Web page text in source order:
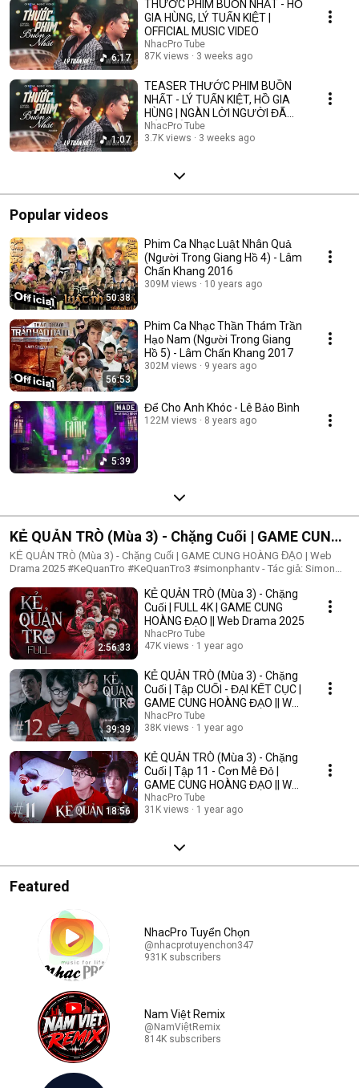
6:17
THƯỚC PHIM BUỒN NHẤT - HỒ
GIA HÙNG, LÝ TUẤN KIỆT |
OFFICIAL MUSIC VIDEO
NhacPro Tube
87K views
3 weeks ago
1:07
TEASER THƯỚC PHIM BUỒN
NHẤT - LÝ TUẤN KIỆT, HỒ GIA
HÙNG | NGÀN LỜI NGƯỜI ĐÃ
NÓI KHÔNG SAI ....
NhacPro Tube
3.7K views
3 weeks ago
Popular videos
50:38
Phim Ca Nhạc Luật Nhân Quả
(Người Trong Giang Hồ 4) - Lâm
Chấn Khang 2016
309M views 10 years ago
56:53
Phim Ca Nhạc Thần Thám Trần
Hạo Nam (Người Trong Giang
Hồ 5) - Lâm Chấn Khang 2017
302M views 9 years ago
5:39
Để Cho Anh Khóc - Lê Bảo Bình
122M views 8 years ago
KẺ QUẢN TRÒ (Mùa 3) - Chặng Cuối | GAME CUNG
HOÀNG ĐẠO | Web Drama 2025
KẺ QUẢN TRÒ (Mùa 3) - Chặng Cuối | GAME CUNG HOÀNG ĐẠO | Web
Drama 2025 #KeQuanTro #KeQuanTro3 #simonphantv - Tác giả: Simon
Khánh Duy ► Một trò chơi kỳ lạ, với mức thưởng tiền tỷ. Một trò chơi
mang hơi hướng của show truyền hình thực tế, nhưng dần trở nên đen tối
hơn quà từng vòng. Ai sẽ là người chiến thắng cuối cùng?. Mục đích của
KẺ QUẢN TRÒ là gì?. Và gương mặt đằng sau chiếc mặt nạ. Tất cả sẽ tiết
lộ trong seri web drama KẺ QUẢN TRÒ (Mùa 3) Simon Phan _ Anh trai
Simon Huỳnh Nhựt _ Diễn viên Huỳnh Nhựt Bnat _ Ca sĩ Bnat Bảo Ngân _
Cô giáo Bảo Ngân Trúc _ TikToker Trúc Khánh Duy _ Nghệ sĩ Khánh Duy
Simon Phan _ Em trai Cá Hồi
2:56:33
KẺ QUẢN TRÒ (Mùa 3) - Chặng
Cuối | FULL 4K | GAME CUNG
HOÀNG ĐẠO || Web Drama 2025
NhacPro Tube
47K views
1 year ago
39:39
KẺ QUẢN TRÒ (Mùa 3) - Chặng
Cuối | Tập CUỐI - ĐẠI KẾT CỤC |
GAME CUNG HOÀNG ĐẠO || Web
Drama 2025
NhacPro Tube
38K views
1 year ago
18:56
KẺ QUẢN TRÒ (Mùa 3) - Chặng
Cuối | Tập 11 - Cơn Mê Đỏ |
GAME CUNG HOÀNG ĐẠO || Web
Drama 2025
NhacPro Tube
31K views
1 year ago
Featured
NhacPro Tuyển Chọn
@nhacprotuyenchon347
931K subscribers
Nam Việt Remix
@NamViệtRemix
814K subscribers